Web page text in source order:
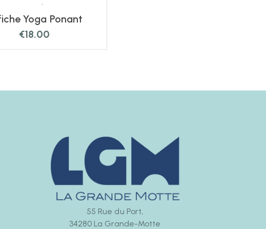
Yoga Ponant
€18.00
55 Rue du Port,
34280 La Grande-Motte